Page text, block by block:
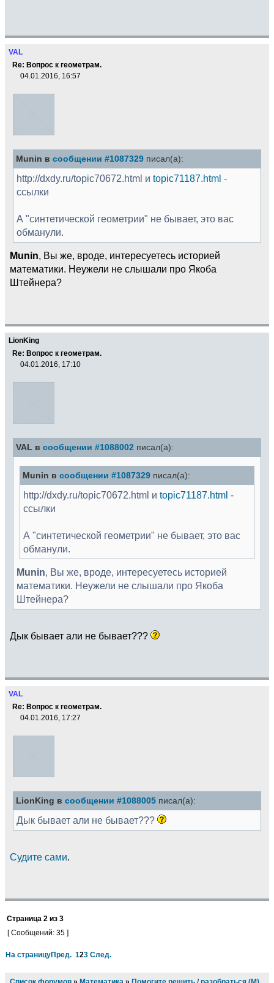
VAL
Re: Вопрос к геометрам.
04.01.2016, 16:57
Munin в сообщении #1087329 писал(а):
http://dxdy.ru/topic70672.html и topic71187.html -
ссылки
А "синтетической геометрии" не бывает, это вас
обманули.
Munin, Вы же, вроде, интересуетесь историей
математики. Неужели не слышали про Якоба
Штейнера?
LionKing
Re: Вопрос к геометрам.
04.01.2016, 17:10
VAL в сообщении #1088002 писал(а):
Munin в сообщении #1087329 писал(а):
http://dxdy.ru/topic70672.html и topic71187.html -
ссылки
А "синтетической геометрии" не бывает, это вас
обманули.
Munin, Вы же, вроде, интересуетесь историей
математики. Неужели не слышали про Якоба
Штейнера?
Дык бывает али не бывает???
VAL
Re: Вопрос к геометрам.
04.01.2016, 17:27
LionKing в сообщении #1088005 писал(а):
Дык бывает али не бывает???
Судите сами.
Страница 2 из 3
[ Сообщений: 35 ]
На страницуПред. 123 След.